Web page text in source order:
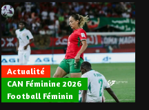
Actualité
CAN Féminine 2026
Football Féminin